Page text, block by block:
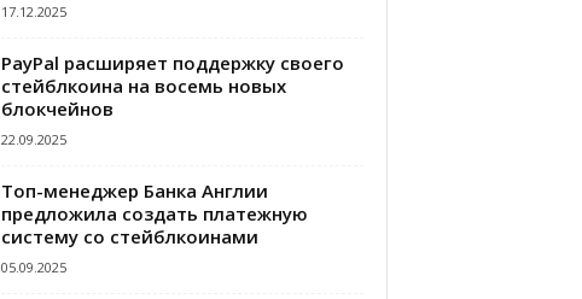
17.12.2025
PayPal расширяет поддержку своего
стейблкоина на восемь новых
блокчейнов
22.09.2025
Топ-менеджер Банка Англии
предложила создать платежную
систему со стейблкоинами
05.09.2025